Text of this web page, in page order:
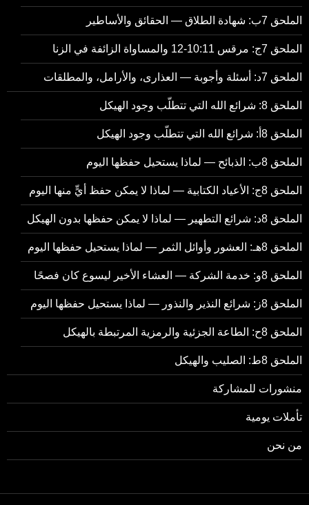
الملحق 7ب: شهادة الطلاق — الحقائق والأساطير
الملحق 7ج: مرقس 10:11-12 والمساواة الزائفة في الزنا
الملحق 7د: أسئلة وأجوبة — العذارى، والأرامل، والمطلقات
الملحق 8: شرائع الله التي تتطلّب وجود الهيكل
الملحق 8أ: شرائع الله التي تتطلّب وجود الهيكل
الملحق 8ب: الذبائح — لماذا يستحيل حفظها اليوم
الملحق 8ج: الأعياد الكتابية — لماذا لا يمكن حفظ أيٍّ منها اليوم
الملحق 8د: شرائع التطهير — لماذا لا يمكن حفظها بدون الهيكل
الملحق 8هـ: العشور وأوائل الثمر — لماذا يستحيل حفظها اليوم
الملحق 8و: خدمة الشركة — العشاء الأخير ليسوع كان فصحًا
الملحق 8ز: شرائع النذير والنذور — لماذا يستحيل حفظها اليوم
الملحق 8ح: الطاعة الجزئية والرمزية المرتبطة بالهيكل
الملحق 8ط: الصليب والهيكل
منشورات للمشاركة
تأملات يومية
من نحن